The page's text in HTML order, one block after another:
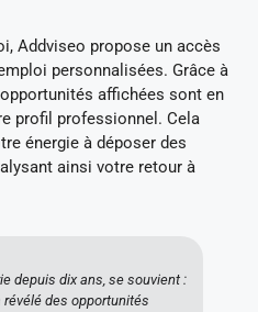
Addviseo propose un accès
personnalisées. Grâce à
affichées sont en
profil professionnel. Cela
énergie à déposer des
ainsi votre retour à
depuis dix ans, se souvient :
révélé des opportunités